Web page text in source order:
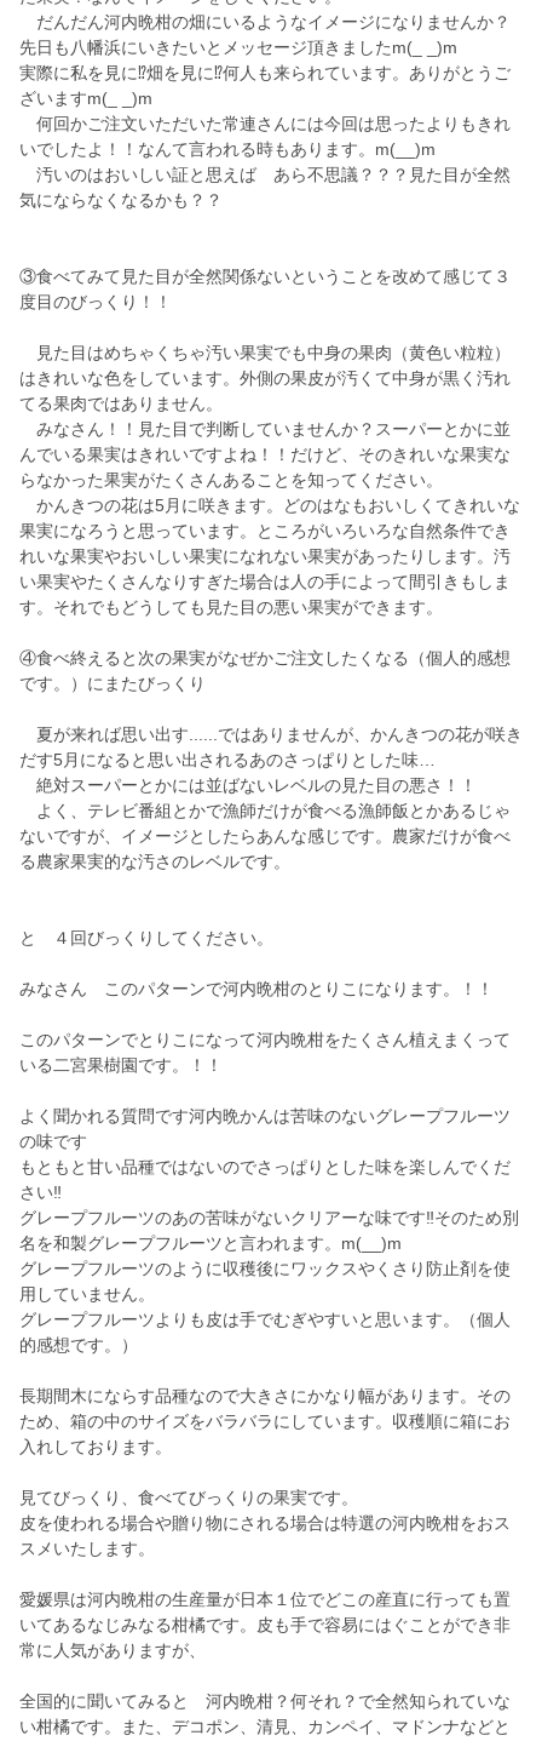
だんだん河内晩柑の畑にいるようなイメージになりませんか？
先日も八幡浜にいきたいとメッセージ頂きましたm(_ _)m
実際に私を見に⁉️畑を見に⁉️何人も来られています。ありがとうご
ざいますm(_ _)m
何回かご注文いただいた常連さんには今回は思ったよりもきれ
いでしたよ！！なんて言われる時もあります。m(__)m
汚いのはおいしい証と思えば あら不思議？？？見た目が全然
気にならなくなるかも？？
③食べてみて見た目が全然関係ないということを改めて感じて３
度目のびっくり！！
見た目はめちゃくちゃ汚い果実でも中身の果肉（黄色い粒粒）
はきれいな色をしています。外側の果皮が汚くて中身が黒く汚れ
てる果肉ではありません。
みなさん！！見た目で判断していませんか？スーパーとかに並
んでいる果実はきれいですよね！！だけど、そのきれいな果実な
らなかった果実がたくさんあることを知ってください。
かんきつの花は5月に咲きます。どのはなもおいしくてきれいな
果実になろうと思っています。ところがいろいろな自然条件でき
れいな果実やおいしい果実になれない果実があったりします。汚
い果実やたくさんなりすぎた場合は人の手によって間引きもしま
す。それでもどうしても見た目の悪い果実ができます。
④食べ終えると次の果実がなぜかご注文したくなる（個人的感想
です。）にまたびっくり
夏が来れば思い出す......ではありませんが、かんきつの花が咲き
だす5月になると思い出されるあのさっぱりとした味…
絶対スーパーとかには並ばないレベルの見た目の悪さ！！
よく、テレビ番組とかで漁師だけが食べる漁師飯とかあるじゃ
ないですが、イメージとしたらあんな感じです。農家だけが食べ
る農家果実的な汚さのレベルです。
と ４回びっくりしてください。
みなさん このパターンで河内晩柑のとりこになります。！！
このパターンでとりこになって河内晩柑をたくさん植えまくって
いる二宮果樹園です。！！
よく聞かれる質問です河内晩かんは苦味のないグレープフルーツ
の味です
もともと甘い品種ではないのでさっぱりとした味を楽しんでくだ
さい‼️
グレープフルーツのあの苦味がないクリアーな味です‼️そのため別
名を和製グレープフルーツと言われます。m(__)m
グレープフルーツのように収穫後にワックスやくさり防止剤を使
用していません。
グレープフルーツよりも皮は手でむぎやすいと思います。（個人
的感想です。）
長期間木にならす品種なので大きさにかなり幅があります。その
ため、箱の中のサイズをバラバラにしています。収穫順に箱にお
入れしております。
見てびっくり、食べてびっくりの果実です。
皮を使われる場合や贈り物にされる場合は特選の河内晩柑をおス
スメいたします。
愛媛県は河内晩柑の生産量が日本１位でどこの産直に行っても置
いてあるなじみなる柑橘です。皮も手で容易にはぐことができ非
常に人気がありますが、
全国的に聞いてみると 河内晩柑？何それ？で全然知られていな
い柑橘です。また、デコポン、清見、カンペイ、マドンナなどと